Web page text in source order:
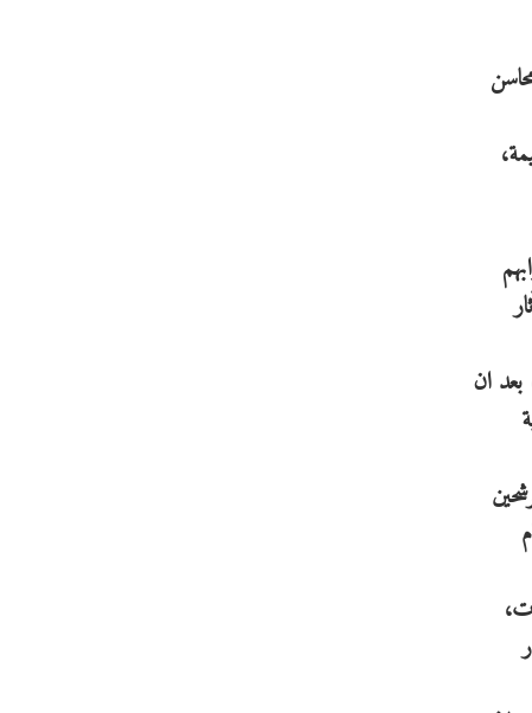
المجلس الدكتور نصار القيسي، اختار المجلس اعضاء 6 لجان، بعد ان